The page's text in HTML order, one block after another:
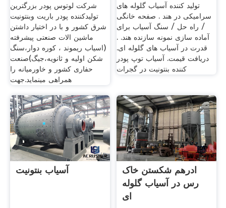
شرکت لوتوس پودر بزرگترین
تولیدکننده پودر باریت وبنتونیت
شرق کشور و با در اختیار داشتن
ماشین الات صنعتی پیشرفته
(اسیاب ریموند ، کوره دوار،سنگ
شکن اولیه و ثانویه،جیگ)صنعت
حفاری کشور و خاورمیانه را
همراهی مینماید.جهت
تولید کننده آسیاب گلوله های
سرامیکی در هند . صفحه خانگی
/ راه حل / سنگ آسیاب برای
آماده سازی نمونه سازنده هند. .
قدرت در آسیاب های گلوله ای.
دریافت قیمت. آسیاب توپ پودر
کننده بنتونیت در گجرات
آسیاب بنتونیت
ادرهم شکستن خاک
رس در آسیاب گلوله
ای